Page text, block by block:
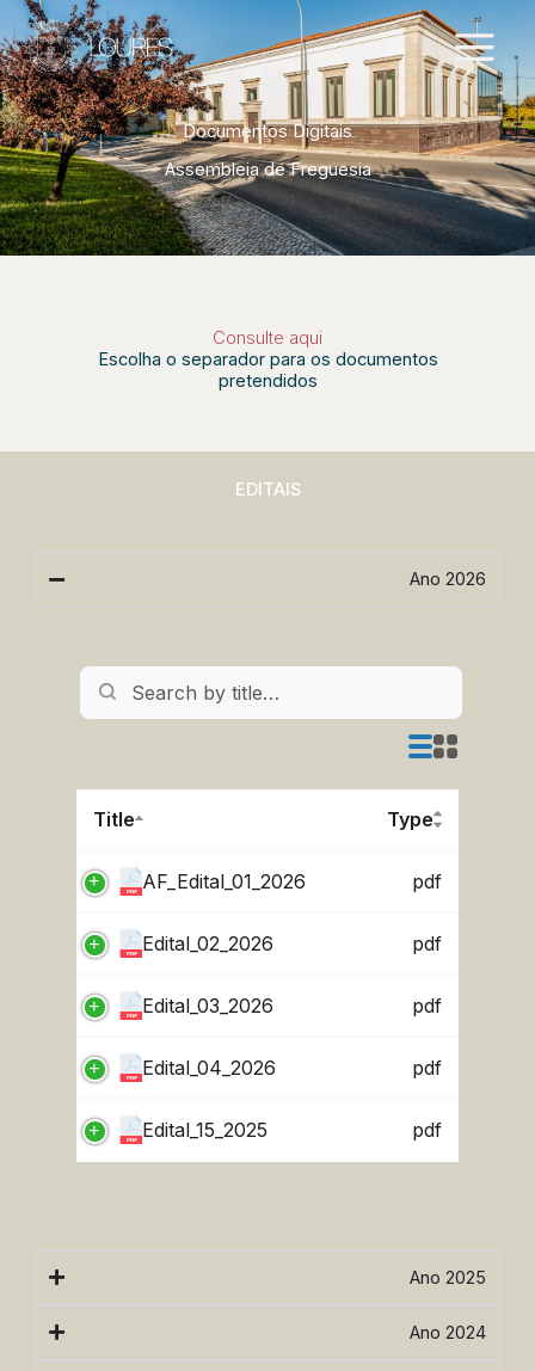
Skip
to
content
Documentos Digitais
Assembleia de Freguesia
Consulte aqui
Escolha o separador para os documentos
pretendidos
EDITAIS
Ano 2026
Title Type
AF_Edital_01_2026 pdf
Edital_02_2026 pdf
Edital_03_2026 pdf
Edital_04_2026 pdf
Edital_15_2025 pdf
Ano 2025
Ano 2024